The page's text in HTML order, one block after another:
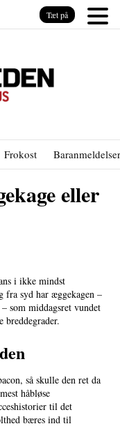
Frokost Baranmeldelser
eller
i ikke mindst
fra syd har æggekagen –
som middagsret vundet
breddegrader.
så skulle den ret da
håbløse
til det
bæres ind til
Tæt på